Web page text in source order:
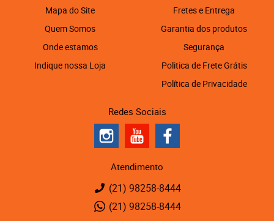
Mapa do Site
Quem Somos
Onde estamos
Indique nossa Loja
Fretes e Entrega
Garantia dos produtos
Segurança
Politica de Frete Grátis
Política de Privacidade
Redes Sociais
Atendimento
(21) 98258-8444
(21) 98258-8444